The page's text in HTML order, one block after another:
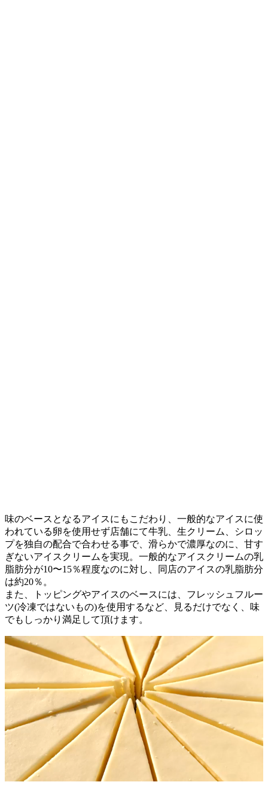
味のベースとなるアイスにもこだわり、一般的なアイスに使
われている卵を使用せず店舗にて牛乳、生クリーム、シロッ
プを独自の配合で合わせる事で、滑らかで濃厚なのに、甘す
ぎないアイスクリームを実現。一般的なアイスクリームの乳
脂肪分が10〜15％程度なのに対し、同店のアイスの乳脂肪分
は約20％。
また、トッピングやアイスのベースには、フレッシュフルー
ツ(冷凍ではないもの)を使用するなど、見るだけでなく、味
でもしっかり満足して頂けます。